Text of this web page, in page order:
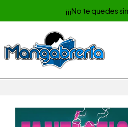
¡¡¡No te quedes